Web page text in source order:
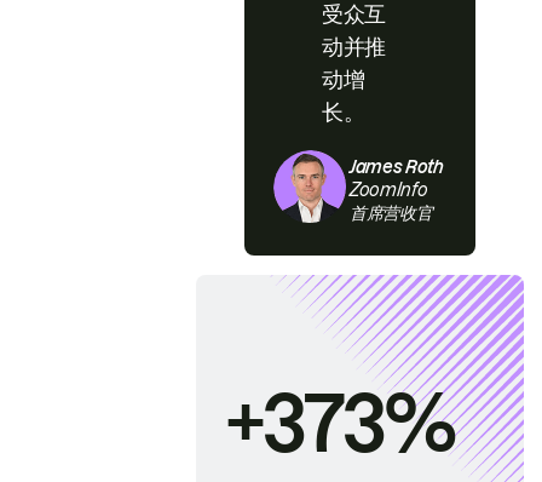
受众互
动并推
动增
长。
James Roth
ZoomInfo
首席营收官
+373%